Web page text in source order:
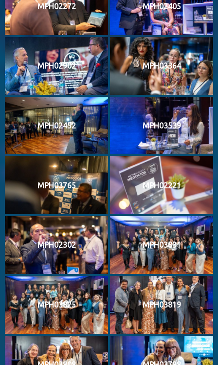
MPH02272 MPH02405
MPH02902 MPH03364
MPH02452 MPH03539
MPH03765 MPH02221
MPH02302 MPH03831
MPH03825 MPH03819